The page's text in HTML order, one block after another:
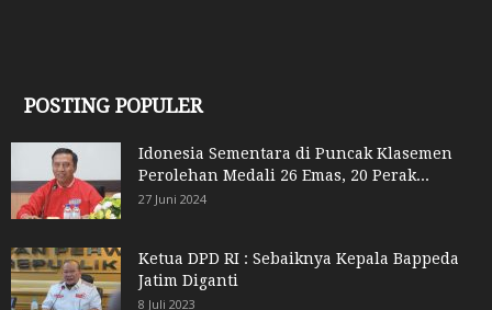
POSTING POPULER
Idonesia Sementara di Puncak Klasemen
Perolehan Medali 26 Emas, 20 Perak...
27 Juni 2024
Ketua DPD RI : Sebaiknya Kepala Bappeda
Jatim Diganti
8 Juli 2023